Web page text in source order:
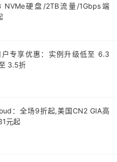
NVMe硬盘/2TB流量/1Gbps端
户专享优惠：实例升级低至 6.3
3.5折
：全场9折起,美国CN2 GIA高
元起